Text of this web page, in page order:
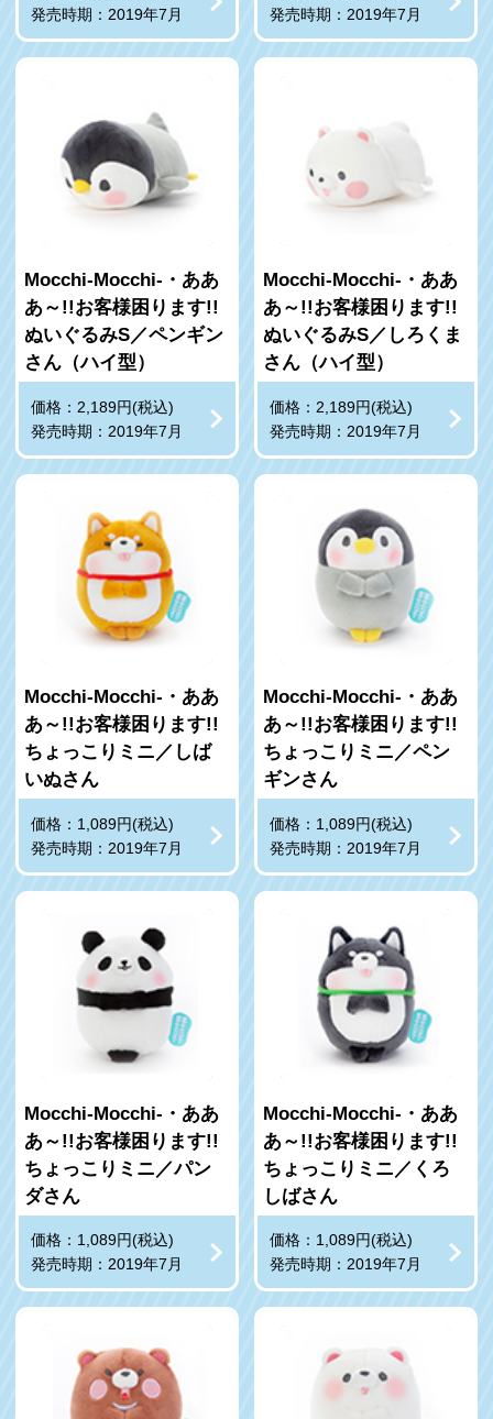
発売時期：2019年7月
発売時期：2019年7月
Mocchi-Mocchi-・ああ
あ～!!お客様困ります!!
ぬいぐるみS／ペンギン
さん（ハイ型）
価格：2,189円(税込)
発売時期：2019年7月
Mocchi-Mocchi-・ああ
あ～!!お客様困ります!!
ぬいぐるみS／しろくま
さん（ハイ型）
価格：2,189円(税込)
発売時期：2019年7月
Mocchi-Mocchi-・ああ
あ～!!お客様困ります!!
ちょっこりミニ／しば
いぬさん
価格：1,089円(税込)
発売時期：2019年7月
Mocchi-Mocchi-・ああ
あ～!!お客様困ります!!
ちょっこりミニ／ペン
ギンさん
価格：1,089円(税込)
発売時期：2019年7月
Mocchi-Mocchi-・ああ
あ～!!お客様困ります!!
ちょっこりミニ／パン
ダさん
価格：1,089円(税込)
発売時期：2019年7月
Mocchi-Mocchi-・ああ
あ～!!お客様困ります!!
ちょっこりミニ／くろ
しばさん
価格：1,089円(税込)
発売時期：2019年7月